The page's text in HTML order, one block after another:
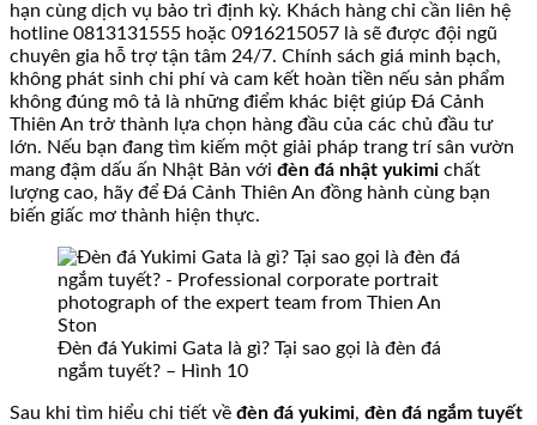
hạn cùng dịch vụ bảo trì định kỳ. Khách hàng chỉ cần liên hệ
hotline 0813131555 hoặc 0916215057 là sẽ được đội ngũ
chuyên gia hỗ trợ tận tâm 24/7. Chính sách giá minh bạch,
không phát sinh chi phí và cam kết hoàn tiền nếu sản phẩm
không đúng mô tả là những điểm khác biệt giúp Đá Cảnh
Thiên An trở thành lựa chọn hàng đầu của các chủ đầu tư
lớn. Nếu bạn đang tìm kiếm một giải pháp trang trí sân vườn
mang đậm dấu ấn Nhật Bản với đèn đá nhật yukimi chất
lượng cao, hãy để Đá Cảnh Thiên An đồng hành cùng bạn
biến giấc mơ thành hiện thực.
Đèn đá Yukimi Gata là gì? Tại sao gọi là đèn đá
ngắm tuyết? – Hình 10
Sau khi tìm hiểu chi tiết về đèn đá yukimi, đèn đá ngắm tuyết